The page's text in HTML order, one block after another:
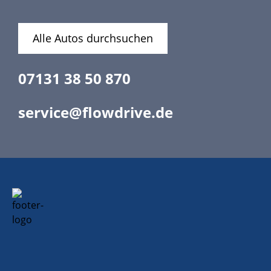
Alle Autos durchsuchen
07131 38 50 870
service@flowdrive.de